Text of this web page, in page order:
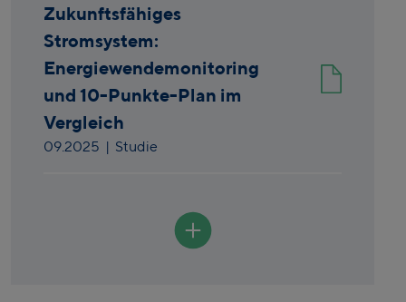
Zukunftsfähiges
Stromsystem:
Energiewendemonitoring
und 10-Punkte-Plan im
Vergleich
09.2025 | Studie